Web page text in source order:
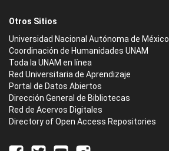
Otros Sitios
Universidad Nacional Autónoma de México
Coordinación de Humanidades UNAM
Toda la UNAM en línea
Red Universitaria de Aprendizaje
Portal de Datos Abiertos
Dirección General de Bibliotecas
Red de Acervos Digitales
Directory of Open Access Repositories